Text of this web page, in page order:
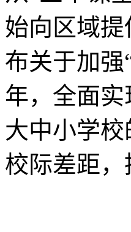
始向区域
布关于加强
年，全面实
大中小学
校际差距